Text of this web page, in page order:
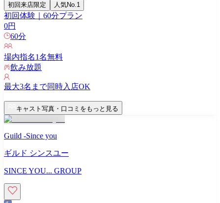
初回来店限定 人気No.1
初回体験｜60分プラン
0円
60分
場内指名1名無料
飲み放題
最大3名まで同時入店OK
キャスト写真・口コミをもっと見る
Guild -Since you
ギルド シンスユー
SINCE YOU... GROUP